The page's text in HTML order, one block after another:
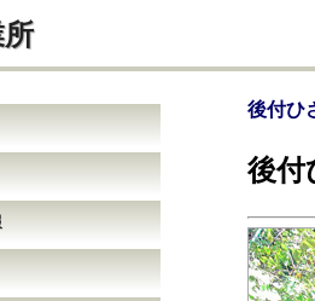
後付ひ
後付